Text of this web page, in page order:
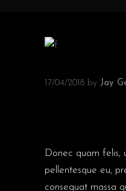
17/04/2018 by Jay
Donec quam felis,
pellentesque eu,
consequat massa